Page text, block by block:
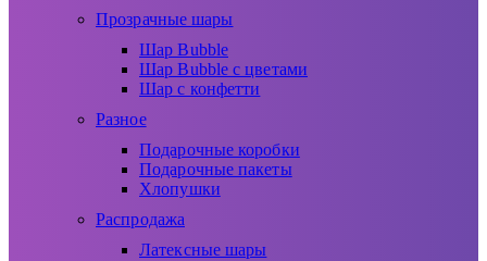
Прозрачные шары
Шар Bubble
Шар Bubble с цветами
Шар с конфетти
Разное
Подарочные коробки
Подарочные пакеты
Хлопушки
Распродажа
Латексные шары